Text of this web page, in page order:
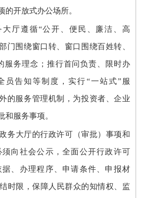
的开放式办公场所。
厅遵循“公开、便民、廉洁、高
门围绕窗口转、窗口围绕百姓转、
服务理念；推行首问负责、限时办
员告知等制度，实行“一站式”服
的服务管理机制，为投资者、企业
和服务事项。
务大厅的行政许可（审批）事项和
向社会公示，全面公开行政许可
据、办理程序、申请条件、申报材
时限，保障人民群众的知情权、监